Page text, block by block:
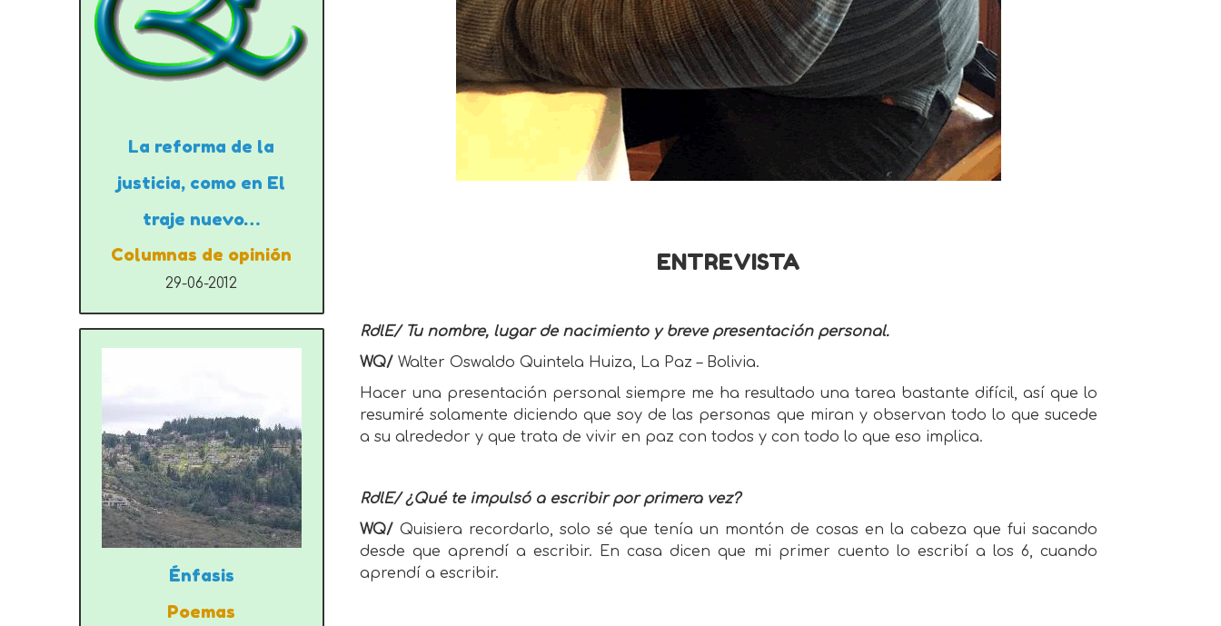
ENTREVISTA
RdlE/ Tu nombre, lugar de nacimiento y breve presentación personal.
WQ/ Walter Oswaldo Quintela Huiza, La Paz – Bolivia.
Hacer una presentación personal siempre me ha resultado una tarea bastante difícil, así que lo
resumiré solamente diciendo que soy de las personas que miran y observan todo lo que sucede
a su alrededor y que trata de vivir en paz con todos y con todo lo que eso implica.
RdlE/ ¿Qué te impulsó a escribir por primera vez?
WQ/ Quisiera recordarlo, solo sé que tenía un montón de cosas en la cabeza que fui sacando
desde que aprendí a escribir. En casa dicen que mi primer cuento lo escribí a los 6, cuando
aprendí a escribir.
La reforma de la
justicia, como en El
traje nuevo…
Columnas de opinión
29-06-2012
Énfasis
Poemas